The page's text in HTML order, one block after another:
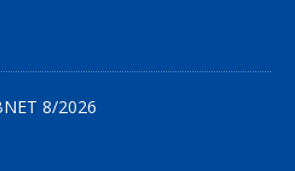
8/2026